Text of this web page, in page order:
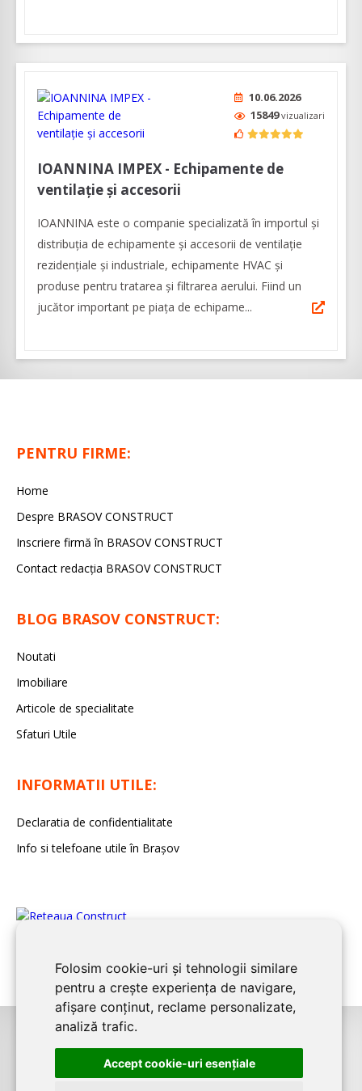
Folosim cookie-uri și tehnologii similare
pentru a crește experiența de navigare,
afișare conținut, reclame personalizate,
analiză trafic.
Accept cookie-uri esenţiale
10.06.2026
15849vizualizari
IOANNINA IMPEX - Echipamente de
ventilație și accesorii
IOANNINA este o companie specializată în importul și
distribuția de echipamente și accesorii de ventilație
rezidențiale și industriale, echipamente HVAC și
produse pentru tratarea și filtrarea aerului. Fiind un
jucător important pe piața de echipame...
PENTRU FIRME:
Home
Despre BRASOV CONSTRUCT
Inscriere firmă în BRASOV CONSTRUCT
Contact redacţia BRASOV CONSTRUCT
BLOG BRASOV CONSTRUCT:
Noutati
Imobiliare
Articole de specialitate
Sfaturi Utile
INFORMATII UTILE:
Declaratia de confidentialitate
Info si telefoane utile în Braşov
©2008-2026BRASOV CONSTRUCTeste un serviciu de promovare online
pentru firme. Proiect digital dezvoltat deLIVE COMMUNICATIONS SRL